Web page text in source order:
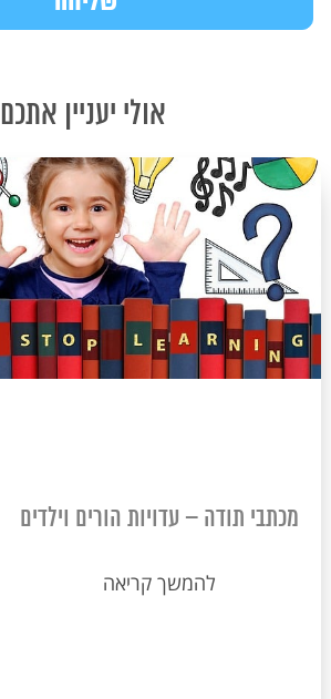
אולי יעניין אתכם
מכתבי תודה – עדויות הורים וילדים
להמשך קריאה